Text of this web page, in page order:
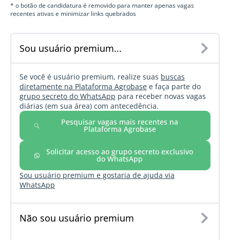
* o botão de candidatura é removido para manter apenas vagas
recentes ativas e minimizar links quebrados
Sou usuário premium...
Se você é usuário premium, realize suas buscas
diretamente na Plataforma Agrobase e faça parte do
grupo secreto do WhatsApp para receber novas vagas
diárias (em sua área) com antecedência.
Pesquisar vagas mais recentes na
Plataforma Agrobase
Solicitar acesso ao grupo secreto exclusivo
do WhatsApp
Sou usuário premium e gostaria de ajuda via
WhatsApp
Não sou usuário premium